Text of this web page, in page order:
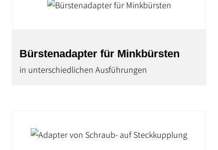
Bürstenadapter für Minkbürsten
in unterschiedlichen Ausführungen